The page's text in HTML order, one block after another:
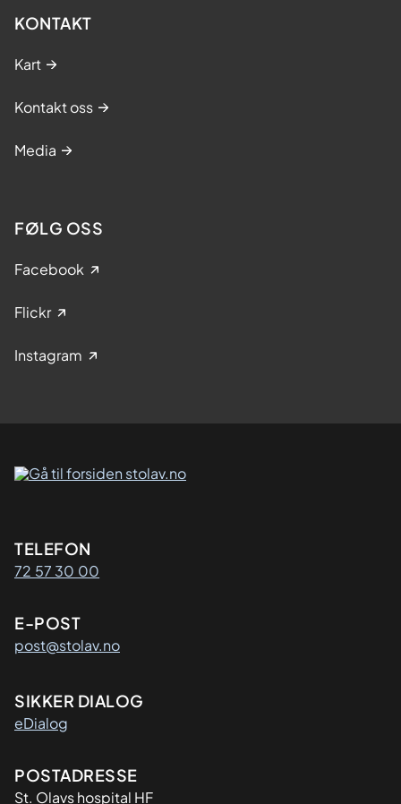
KONTAKT
Kart
Kontakt oss
Media
FØLG OSS
Facebook
Flickr
Instagram
Kontaktinformasjon
TELEFON
72 57 30 00
E-POST
post@stolav.no
SIKKER DIALOG
eDialog
Adresse
POSTADRESSE
St. Olavs hospital HF